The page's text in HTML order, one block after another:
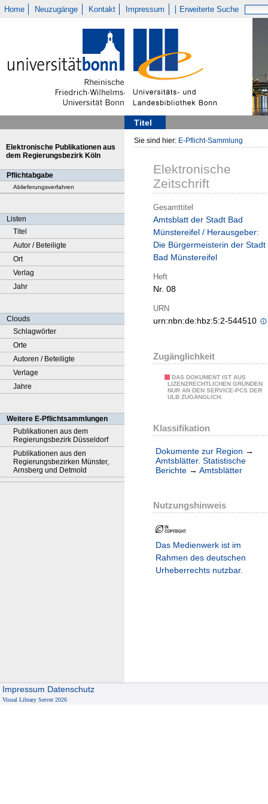
Home Neuzugänge Kontakt Impressum Erweiterte Suche
Titel
Elektronische Publikationen aus
dem Regierungsbezirk Köln
Pflichtabgabe
Ablieferungsverfahren
Listen
Titel
Autor / Beteiligte
Ort
Verlag
Jahr
Clouds
Schlagwörter
Orte
Autoren / Beteiligte
Verlage
Jahre
Weitere E-Pflichtsammlungen
Publikationen aus dem
Regierungsbezirk Düsseldorf
Publikationen aus den
Regierungsbezirken Münster,
Arnsberg und Detmold
Sie sind hier: E-Pflicht-Sammlung
Elektronische
Zeitschrift
Gesamttitel
Amtsblatt der Stadt Bad
Münstereifel / Herausgeber:
Die Bürgermeisterin der Stadt
Bad Münstereifel
Heft
Nr. 08
URN
urn:nbn:de:hbz:5:2-544510
Zugänglichkeit
DAS DOKUMENT IST AUS
LIZENZRECHTLICHEN GRÜNDEN
NUR AN DEN SERVICE-PCS DER
ULB ZUGÄNGLICH.
Klassifikation
Dokumente zur Region →
Amtsblätter. Statistische
Berichte → Amtsblätter
Nutzungshinweis
Das Medienwerk ist im
Rahmen des deutschen
Urheberrechts nutzbar.
Impressum Datenschutz
Visual Library Server 2026